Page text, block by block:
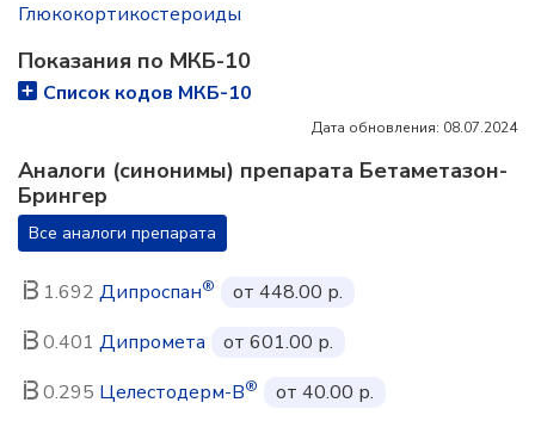
Глюкокортикостероиды
Показания по МКБ-10
Список кодов МКБ-10
Дата обновления: 08.07.2024
Аналоги (синонимы) препарата Бетаметазон-
Брингер
Все аналоги препарата
1.692 Дипроспан®
от 448.00 р.
0.401 Дипромета
от 601.00 р.
0.295 Целестодерм-В®
от 40.00 р.